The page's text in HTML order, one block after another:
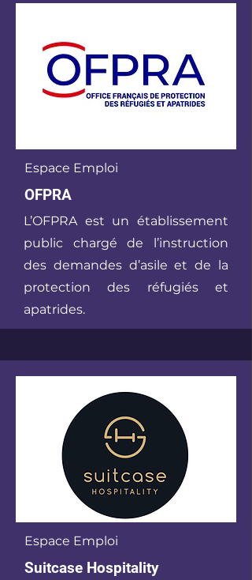
Espace Emploi
OFPRA
L’OFPRA est un établissement
public chargé de l’instruction
des demandes d’asile et de la
protection des réfugiés et
apatrides.
Espace Emploi
Suitcase Hospitality